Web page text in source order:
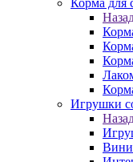
Корма для
Игрушки